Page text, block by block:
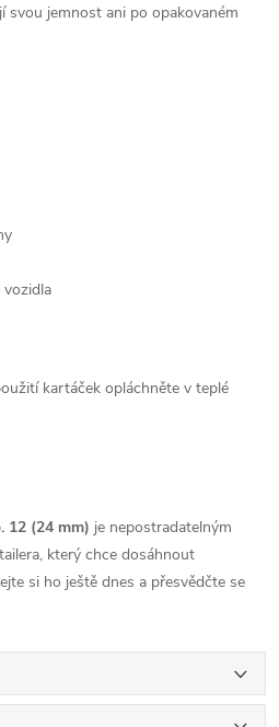
svou jemnost ani po opakovaném
kartáček opláchněte v teplé
12 (24 mm) je nepostradatelným
který chce dosáhnout
si ho ještě dnes a přesvědčte se